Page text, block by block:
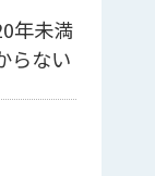
年未満
らない